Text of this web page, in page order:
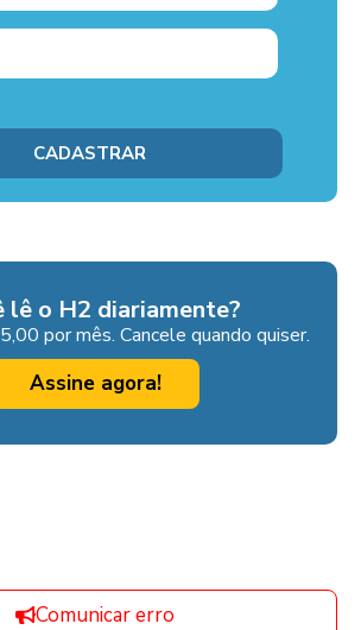
lê o H2 diariamente?
por mês. Cancele quando quiser.
Assine agora!
Comunicar erro